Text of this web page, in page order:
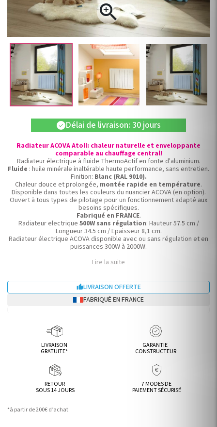

check Délai de livraison: 30 jours
Radiateur ACOVA Atoll: chaleur naturelle et enveloppante
comparable au chauffage central!
Radiateur électrique à fluide ThermoActif en fonte d'aluminium.
Fluide : huile minérale inaltérable haute performance, sans entretien.
Finition: Blanc (RAL 9010).
Chaleur douce et prolongée, montée rapide en température.
Disponible dans toutes les couleurs du nuancier ACOVA (en option).
Ouvert à tous types de pilotage pour un fonctionnement adapté aux
besoins spécifiques.
Fabriqué en FRANCE.
Radiateur electrique 500W sans régulation: Hauteur 57.5 cm /
Longueur 34.5 cm / Epaisseur 8,1 cm.
Radiateur électrique ACOVA disponible avec ou sans régulation et en
puissances 300W à 2000W.
Lire la suite
LIVRAISON OFFERTE
FABRIQUÉ EN FRANCE
LIVRAISON
GRATUITE*
GARANTIE
CONSTRUCTEUR
RETOUR
SOUS 14 JOURS
7 MODES DE
PAIEMENT SÉCURISÉ
*à partir de 200€ d’achat